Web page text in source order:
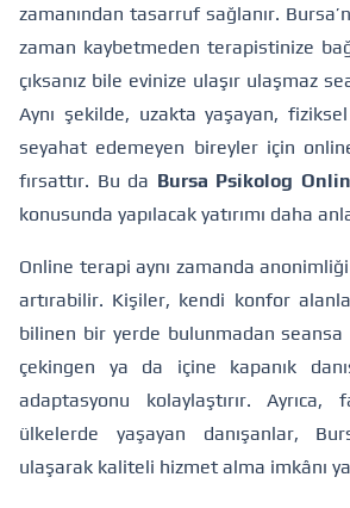
zamanından tasarruf sağlanır.
zaman kaybetmeden terapistinize
çıksanız bile evinize ulaşır ulaşmaz
Aynı şekilde, uzakta yaşayan,
seyahat edemeyen bireyler için
fırsattır. Bu da Bursa Psikolog
konusunda yapılacak yatırımı daha
Online terapi aynı zamanda
artırabilir. Kişiler, kendi konfor
bilinen bir yerde bulunmadan seansa
çekingen ya da içine kapanık
adaptasyonu kolaylaştırır.
ülkelerde yaşayan danışanlar,
ulaşarak kaliteli hizmet alma imkânı